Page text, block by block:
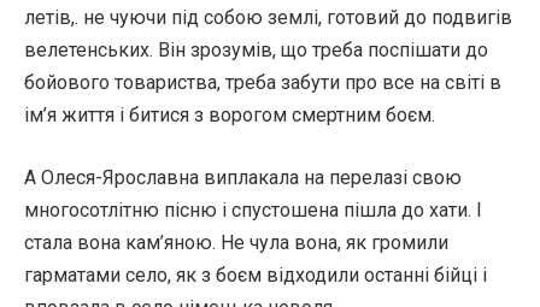
летів,. не чуючи під собою землі, готовий до подвигів
велетенських. Він зрозумів, що треба поспішати до
бойового товариства, треба забути про все на світі в
ім’я життя і битися з ворогом смертним боєм.
А Олеся-Ярославна виплакала на перелазі свою
многосотлітню пісню і спустошена пішла до хати. І
стала вона кам’яною. Не чула вона, як громили
гарматами село, як з боєм відходили останні бійці і